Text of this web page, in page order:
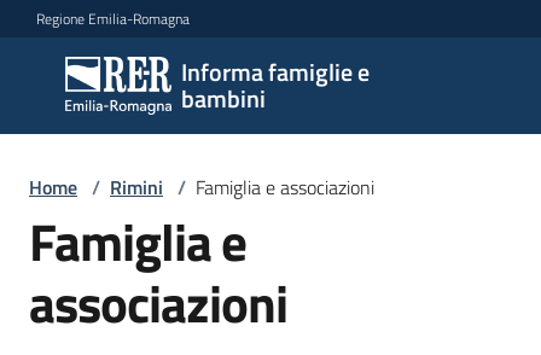
Vai al contenuto
Vai alla navigazione
Vai al footer
Regione Emilia-Romagna
Informa famiglie e
bambini
Informa
famiglie
e
bambini
Home / Rimini / Famiglia e associazioni
Famiglia e
associazioni